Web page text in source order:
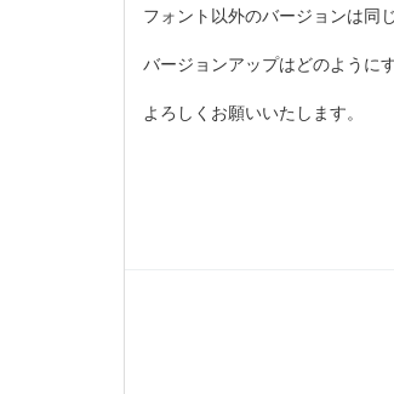
フォント以外のバージョンは同
バージョンアップはどのように
よろしくお願いいたします。